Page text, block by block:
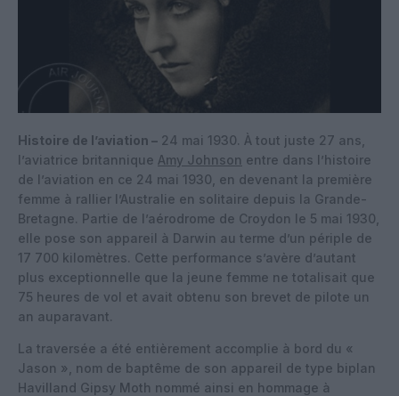
Histoire de l’aviation – 24 mai 1930. À tout juste 27 ans,
l’aviatrice britannique Amy Johnson entre dans l’histoire
de l’aviation en ce 24 mai 1930, en devenant la première
femme à rallier l’Australie en solitaire depuis la Grande-
Bretagne. Partie de l’aérodrome de Croydon le 5 mai 1930,
elle pose son appareil à Darwin au terme d’un périple de
17 700 kilomètres. Cette performance s’avère d’autant
plus exceptionnelle que la jeune femme ne totalisait que
75 heures de vol et avait obtenu son brevet de pilote un
an auparavant.
La traversée a été entièrement accomplie à bord du «
Jason », nom de baptême de son appareil de type biplan
Havilland Gipsy Moth nommé ainsi en hommage à